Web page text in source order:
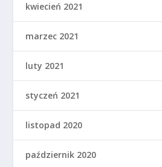
kwiecień 2021
marzec 2021
luty 2021
styczeń 2021
listopad 2020
październik 2020